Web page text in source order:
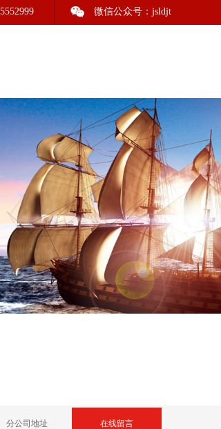
微信公众号：jsldjt
苏磊达集团）是1998年2月改制创立的股份制企业，现有
分公司地址 在线留言